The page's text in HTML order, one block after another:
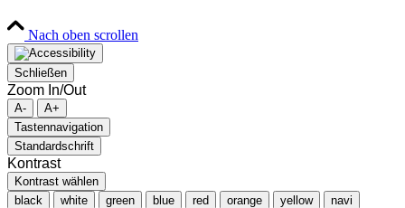
Nach oben scrollen
Schließen
Zoom In/Out
A-
A+
Tastennavigation
Standardschrift
Kontrast
Kontrast wählen
black
white green blue red orange yellow
navi